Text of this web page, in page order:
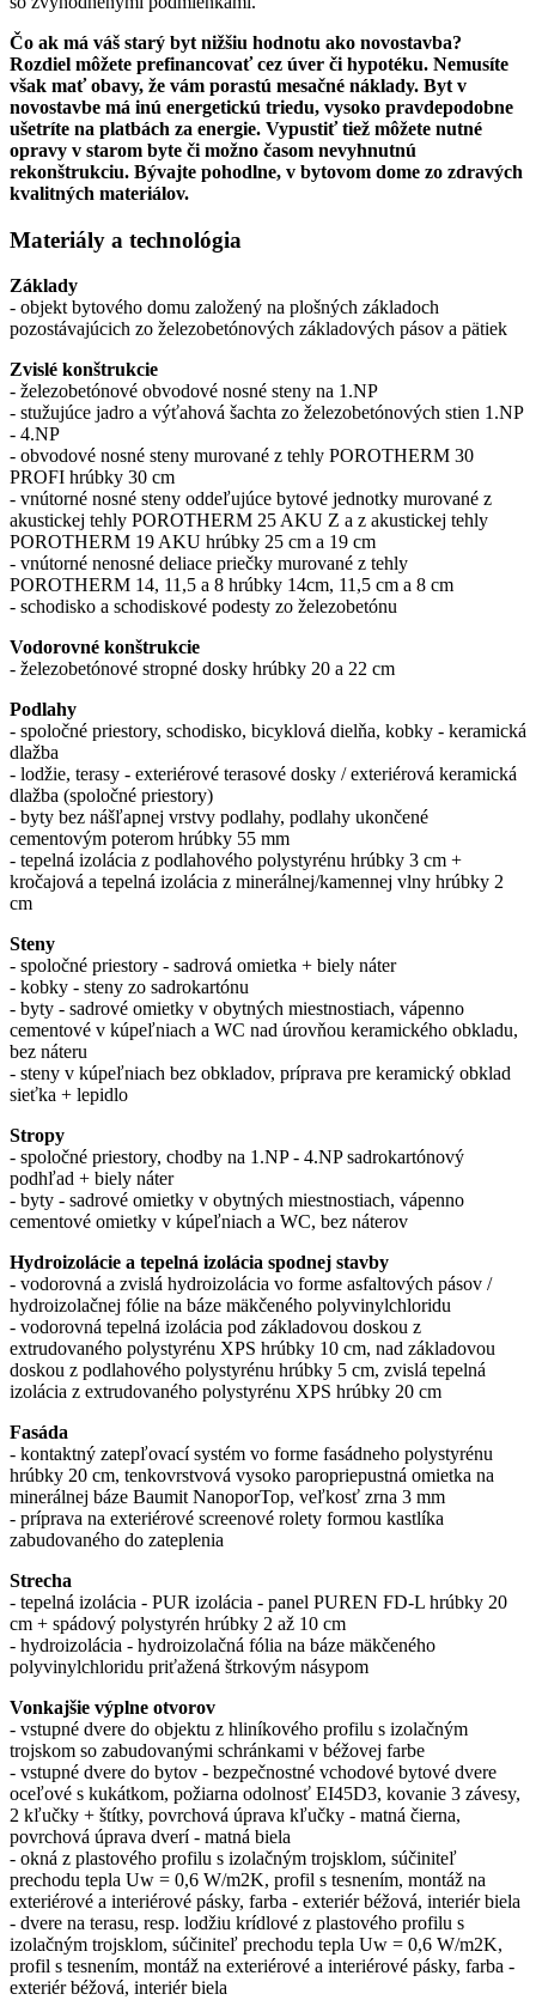
Čo ak má váš starý byt nižšiu hodnotu ako novostavba?
Rozdiel môžete prefinancovať cez úver či hypotéku. Nemusíte
však mať obavy, že vám porastú mesačné náklady. Byt v
novostavbe má inú energetickú triedu, vysoko pravdepodobne
ušetríte na platbách za energie. Vypustiť tiež môžete nutné
opravy v starom byte či možno časom nevyhnutnú
rekonštrukciu. Bývajte pohodlne, v bytovom dome zo zdravých
kvalitných materiálov.
Materiály a technológia
Základy
- objekt bytového domu založený na plošných základoch
pozostávajúcich zo železobetónových základových pásov a pätiek
Zvislé konštrukcie
- železobetónové obvodové nosné steny na 1.NP
- stužujúce jadro a výťahová šachta zo železobetónových stien 1.NP
- 4.NP
- obvodové nosné steny murované z tehly POROTHERM 30
PROFI hrúbky 30 cm
- vnútorné nosné steny oddeľujúce bytové jednotky murované z
akustickej tehly POROTHERM 25 AKU Z a z akustickej tehly
POROTHERM 19 AKU hrúbky 25 cm a 19 cm
- vnútorné nenosné deliace priečky murované z tehly
POROTHERM 14, 11,5 a 8 hrúbky 14cm, 11,5 cm a 8 cm
- schodisko a schodiskové podesty zo železobetónu
Vodorovné konštrukcie
- železobetónové stropné dosky hrúbky 20 a 22 cm
Podlahy
- spoločné priestory, schodisko, bicyklová dielňa, kobky - keramická
dlažba
- lodžie, terasy - exteriérové terasové dosky / exteriérová keramická
dlažba (spoločné priestory)
- byty bez nášľapnej vrstvy podlahy, podlahy ukončené
cementovým poterom hrúbky 55 mm
- tepelná izolácia z podlahového polystyrénu hrúbky 3 cm +
kročajová a tepelná izolácia z minerálnej/kamennej vlny hrúbky 2
cm
Steny
- spoločné priestory - sadrová omietka + biely náter
- kobky - steny zo sadrokartónu
- byty - sadrové omietky v obytných miestnostiach, vápenno
cementové v kúpeľniach a WC nad úrovňou keramického obkladu,
bez náteru
- steny v kúpeľniach bez obkladov, príprava pre keramický obklad
sieťka + lepidlo
Stropy
- spoločné priestory, chodby na 1.NP - 4.NP sadrokartónový
podhľad + biely náter
- byty - sadrové omietky v obytných miestnostiach, vápenno
cementové omietky v kúpeľniach a WC, bez náterov
Hydroizolácie a tepelná izolácia spodnej stavby
- vodorovná a zvislá hydroizolácia vo forme asfaltových pásov /
hydroizolačnej fólie na báze mäkčeného polyvinylchloridu
- vodorovná tepelná izolácia pod základovou doskou z
extrudovaného polystyrénu XPS hrúbky 10 cm, nad základovou
doskou z podlahového polystyrénu hrúbky 5 cm, zvislá tepelná
izolácia z extrudovaného polystyrénu XPS hrúbky 20 cm
Fasáda
- kontaktný zatepľovací systém vo forme fasádneho polystyrénu
hrúbky 20 cm, tenkovrstvová vysoko paropriepustná omietka na
minerálnej báze Baumit NanoporTop, veľkosť zrna 3 mm
- príprava na exteriérové screenové rolety formou kastlíka
zabudovaného do zateplenia
Strecha
- tepelná izolácia - PUR izolácia - panel PUREN FD-L hrúbky 20
cm + spádový polystyrén hrúbky 2 až 10 cm
- hydroizolácia - hydroizolačná fólia na báze mäkčeného
polyvinylchloridu priťažená štrkovým násypom
Vonkajšie výplne otvorov
- vstupné dvere do objektu z hliníkového profilu s izolačným
trojskom so zabudovanými schránkami v béžovej farbe
- vstupné dvere do bytov - bezpečnostné vchodové bytové dvere
oceľové s kukátkom, požiarna odolnosť EI45D3, kovanie 3 závesy,
2 kľučky + štítky, povrchová úprava kľučky - matná čierna,
povrchová úprava dverí - matná biela
- okná z plastového profilu s izolačným trojsklom, súčiniteľ
prechodu tepla Uw = 0,6 W/m2K, profil s tesnením, montáž na
exteriérové a interiérové pásky, farba - exteriér béžová, interiér biela
- dvere na terasu, resp. lodžiu krídlové z plastového profilu s
izolačným trojsklom, súčiniteľ prechodu tepla Uw = 0,6 W/m2K,
profil s tesnením, montáž na exteriérové a interiérové pásky, farba -
exteriér béžová, interiér biela